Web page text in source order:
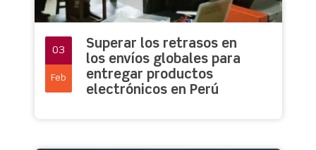
03
Feb
Superar los retrasos en
los envíos globales para
entregar productos
electrónicos en Perú